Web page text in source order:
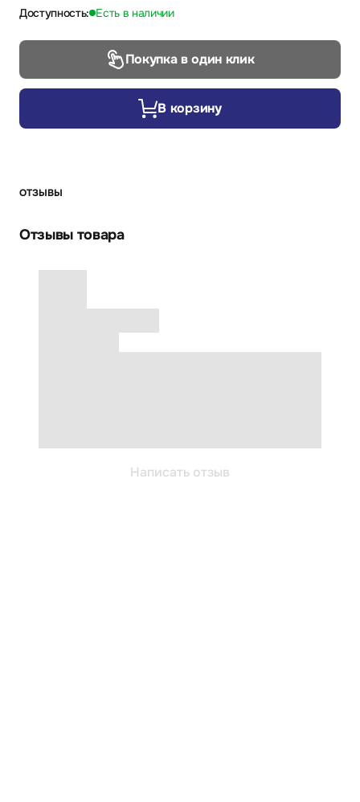
Доступность: Есть в наличии
Покупка в один клик
В корзину
ОТЗЫВЫ
Отзывы товара
Написать отзыв